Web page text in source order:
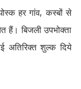
हर गांव,कस्बों से
हैं। बिजली उपभोक्ता
अतिरिक्त शुल्क दिये